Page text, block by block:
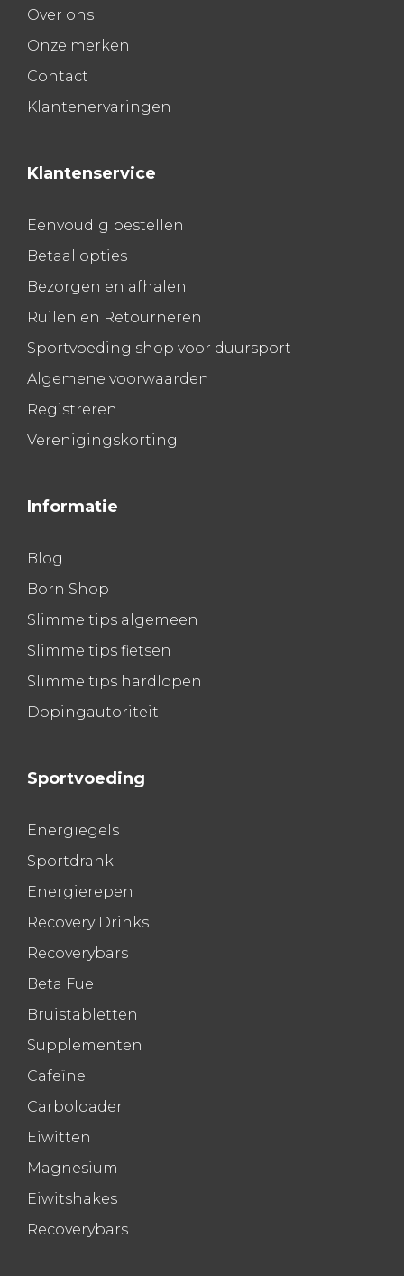
Over ons
Onze merken
Contact
Klantenervaringen
Klantenservice
Eenvoudig bestellen
Betaal opties
Bezorgen en afhalen
Ruilen en Retourneren
Sportvoeding shop voor duursport
Algemene voorwaarden
Registreren
Verenigingskorting
Informatie
Blog
Born Shop
Slimme tips algemeen
Slimme tips fietsen
Slimme tips hardlopen
Dopingautoriteit
Sportvoeding
Energiegels
Sportdrank
Energierepen
Recovery Drinks
Recoverybars
Beta Fuel
Bruistabletten
Supplementen
Cafeïne
Carboloader
Eiwitten
Magnesium
Eiwitshakes
Recoverybars